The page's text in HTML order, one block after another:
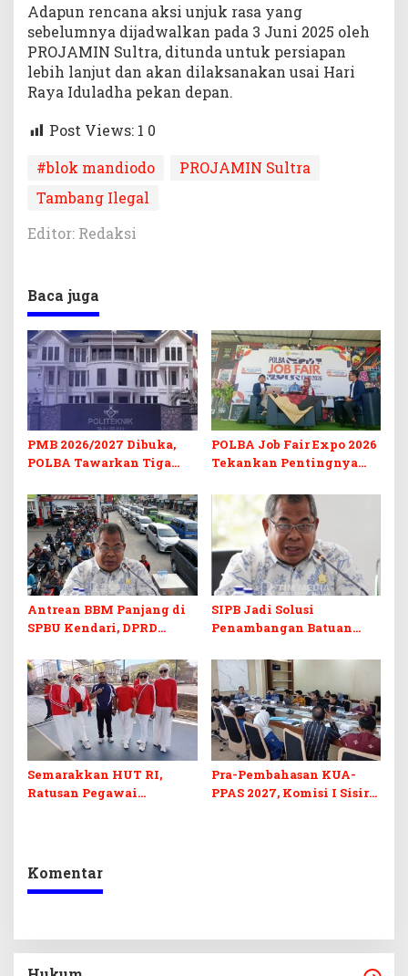
Adapun rencana aksi unjuk rasa yang
sebelumnya dijadwalkan pada 3 Juni 2025 oleh
PROJAMIN Sultra, ditunda untuk persiapan
lebih lanjut dan akan dilaksanakan usai Hari
Raya Iduladha pekan depan.
Post Views: 1 0
#blok mandiodo
PROJAMIN Sultra
Tambang Ilegal
Editor: Redaksi
Baca juga
PMB 2026/2027 Dibuka,
POLBA Tawarkan Tiga
Kuliah Gratis
POLBA Job Fair Expo 2026
Tekankan Pentingnya
Digital
Antrean BBM Panjang di
SPBU Kendari, DPRD
Barcode Curang
SIPB Jadi Solusi
Penambangan Batuan
di Sultra
Semarakkan HUT RI,
Ratusan Pegawai
Pra-Pembahasan KUA-
PPAS 2027, Komisi I Sisir
Komentar